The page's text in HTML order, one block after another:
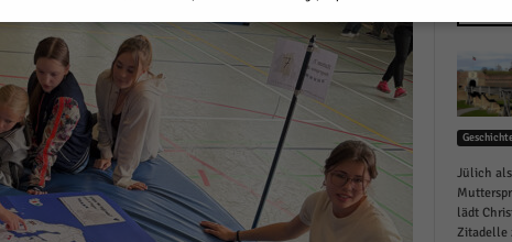
Jülich
lädt
Zitadelle
Datenschutzeinstellungen
Sie unter 16 Jahre alt sind und Ihre Zustimmung zu freiwilligen Diensten
müssen Sie Ihre Erziehungsberechtigten um Erlaubnis bitten.
Cookies und andere Technologien auf unserer Website. Einige von
während andere uns helfen, diese Website und Ihre Erfahrung zu
Personenbezogene Daten können verarbeitet werden (z. B. IP-
Anzeigen und Inhalte oder Anzeigen- und Inhaltsmessung.
Informationen über die Verwendung Ihrer Daten finden Sie in unserer
.
Sie eine Übersicht über alle verwendeten Cookies. Sie können Ihre